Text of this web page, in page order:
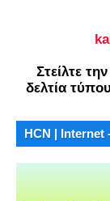
Στείλτε
δελτία
HCN | Internet